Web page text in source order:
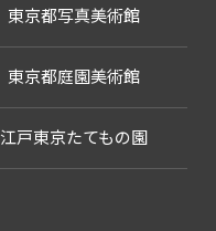
江戸東京たてもの園
東京都写真美術館
東京都庭園美術館